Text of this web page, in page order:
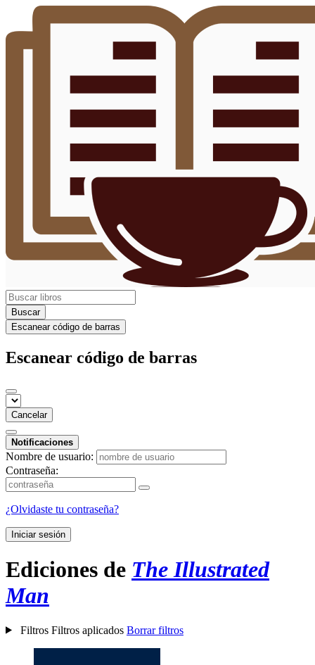
Buscar
Escanear código de barras
Escanear código de barras
Cancelar
Notificaciones
Nombre de usuario:
Contraseña:
¿Olvidaste tu contraseña?
Iniciar sesión
Ediciones de The Illustrated
Man
Filtros Filtros aplicados Borrar filtros